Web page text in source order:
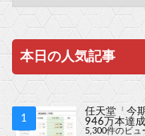
本日の人気記事
任天堂「今
946万本達成
5,300件のビュ